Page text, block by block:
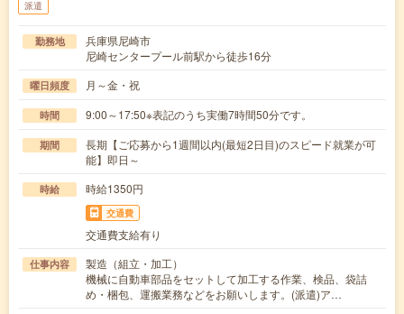
派遣
勤務地
兵庫県尼崎市
尼崎センタープール前駅から徒歩16分
曜日頻度 月～金・祝
時間 9:00～17:50※表記のうち実働7時間50分です。
期間
長期【ご応募から1週間以内(最短2日目)のスピード就業が可
能】即日～
時給 時給1350円
交通費
交通費支給有り
仕事内容
製造（組立・加工）
機械に自動車部品をセットして加工する作業、検品、袋詰
め・梱包、運搬業務などをお願いします。(派遣)ア…